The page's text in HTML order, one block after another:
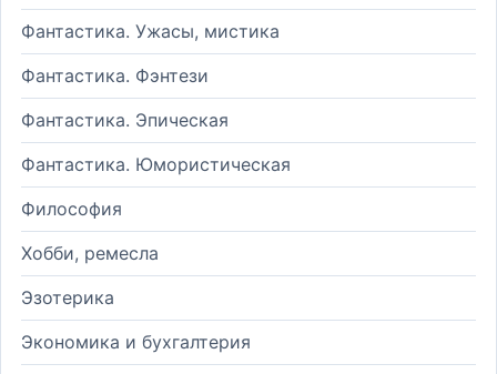
Фантастика. Ужасы, мистика
Фантастика. Фэнтези
Фантастика. Эпическая
Фантастика. Юмористическая
Философия
Хобби, ремесла
Эзотерика
Экономика и бухгалтерия